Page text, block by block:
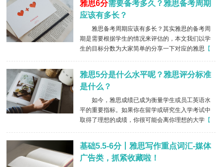
雅思6分需要备考多久？雅思备考周期
应该有多长？
雅思备考周期应该有多长？其实雅思的备考周
期是需要根据学生的情况来评估的，本文我们以学
生的目标分数为大家简单的分享一下对应的雅思 【
雅思5分是什么水平呢？雅思评分标准
是什么？
如今，雅思成绩已成为衡量学生或员工英语水
平的重要指标。如果你在留学或研究生入学考试中
取得了理想的成绩，你很可能会离你理想的大学【
基础5.5-6分丨雅思写作重点词汇-媒体
广告类，抓紧收藏啦！